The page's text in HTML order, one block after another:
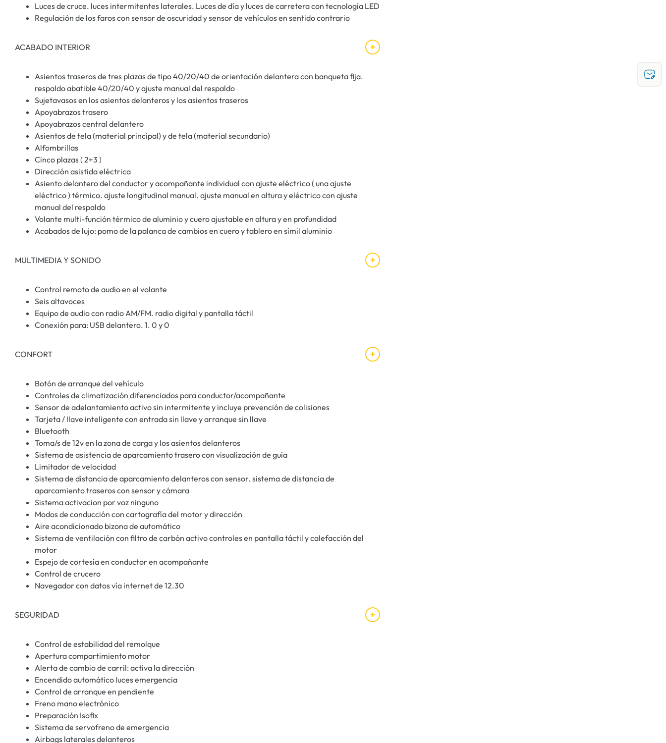
Luces de cruce. luces intermitentes laterales. Luces de día y luces de carretera con tecnología LED
Regulación de los faros con sensor de oscuridad y sensor de vehículos en sentido contrario
ACABADO INTERIOR
Asientos traseros de tres plazas de tipo 40/20/40 de orientación delantera con banqueta fija.
respaldo abatible 40/20/40 y ajuste manual del respaldo
Sujetavasos en los asientos delanteros y los asientos traseros
Apoyabrazos trasero
Apoyabrazos central delantero
Asientos de tela (material principal) y de tela (material secundario)
Alfombrillas
Cinco plazas ( 2+3 )
Dirección asistida eléctrica
Asiento delantero del conductor y acompañante individual con ajuste eléctrico ( una ajuste
eléctrico ) térmico. ajuste longitudinal manual. ajuste manual en altura y eléctrico con ajuste
manual del respaldo
Volante multi-función térmico de aluminio y cuero ajustable en altura y en profundidad
Acabados de lujo: pomo de la palanca de cambios en cuero y tablero en símil aluminio
MULTIMEDIA Y SONIDO
Control remoto de audio en el volante
Seis altavoces
Equipo de audio con radio AM/FM. radio digital y pantalla táctil
Conexión para: USB delantero. 1. 0 y 0
CONFORT
Botón de arranque del vehículo
Controles de climatización diferenciados para conductor/acompañante
Sensor de adelantamiento activo sin intermitente y incluye prevención de colisiones
Tarjeta / llave inteligente con entrada sin llave y arranque sin llave
Bluetooth
Toma/s de 12v en la zona de carga y los asientos delanteros
Sistema de asistencia de aparcamiento trasero con visualización de guía
Limitador de velocidad
Sistema de distancia de aparcamiento delanteros con sensor. sistema de distancia de
aparcamiento traseros con sensor y cámara
Sistema activacion por voz ninguno
Modos de conducción con cartografía del motor y dirección
Aire acondicionado bizona de automático
Sistema de ventilación con filtro de carbón activo controles en pantalla táctil y calefacción del
motor
Espejo de cortesía en conductor en acompañante
Control de crucero
Navegador con datos vía internet de 12.30
SEGURIDAD
Control de estabilidad del remolque
Apertura compartimiento motor
Alerta de cambio de carril: activa la dirección
Encendido automático luces emergencia
Control de arranque en pendiente
Freno mano electrónico
Preparación Isofix
Sistema de servofreno de emergencia
Airbags laterales delanteros